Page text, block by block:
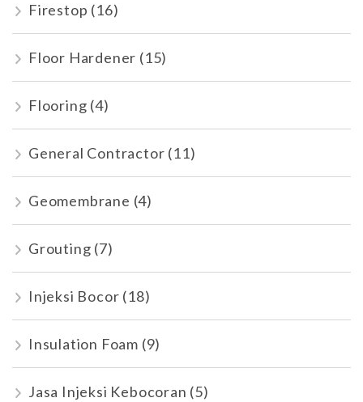
Firestop (16)
Floor Hardener (15)
Flooring (4)
General Contractor (11)
Geomembrane (4)
Grouting (7)
Injeksi Bocor (18)
Insulation Foam (9)
Jasa Injeksi Kebocoran (5)